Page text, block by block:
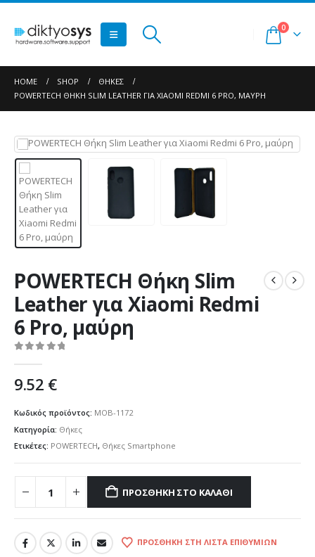
0
HOME SHOP
ΘΉΚΕΣ
POWERTECH ΘΉΚΗ SLIM LEATHER ΓΙΑ XIAOMI REDMI 6 PRO, ΜΑΎΡΗ
POWERTECH Θήκη Slim
Leather για Xiaomi Redmi
6 Pro, μαύρη
9.52 €
Κωδικός προϊόντος: MOB-1172
Κατηγορία: Θήκες
Ετικέτες: POWERTECH, Θήκες Smartphone
ΠΡΟΣΘΉΚΗ ΣΤΟ ΚΑΛΆΘΙ
ΠΡΟΣΘΉΚΗ ΣΤΗ ΛΊΣΤΑ ΕΠΙΘΥΜΙΏΝ